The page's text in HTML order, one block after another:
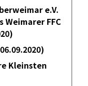
e.V.
Weimarer FFC
Kleinsten